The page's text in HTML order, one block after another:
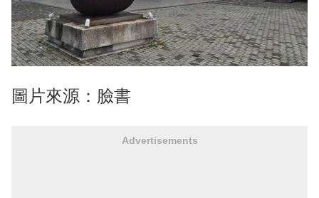
圖片來源：臉書
Advertisements